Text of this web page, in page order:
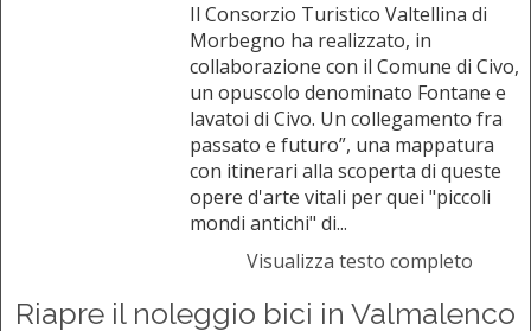
Il Consorzio Turistico Valtellina di
Morbegno ha realizzato, in
collaborazione con il Comune di Civo,
un opuscolo denominato Fontane e
lavatoi di Civo. Un collegamento fra
passato e futuro”, una mappatura
con itinerari alla scoperta di queste
opere d'arte vitali per quei "piccoli
mondi antichi" di...
Visualizza testo completo
Riapre il noleggio bici in Valmalenco